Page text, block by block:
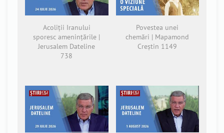
Acoliții Iranului
sporesc amenințările |
Jerusalem Dateline
738
Povestea unei
chemări | Mapamond
Creștin 1149